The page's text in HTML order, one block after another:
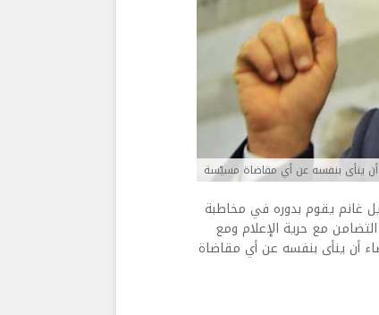
ينأى بنفسه عن أي مقاضاة مسيّسة
غانم يقوم بدوره في مخاطبة
مع حرية الإعلام ومع
أن ينأى بنفسه عن أي مقاضاة